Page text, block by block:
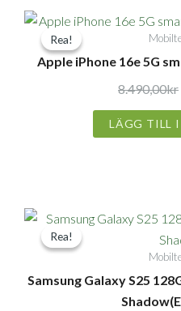
Rea!
Rea!
Apple iPhone 16e 5G
8.490,00kr
LÄGG TILL
Rea!
Rea!
Samsung Galaxy S25